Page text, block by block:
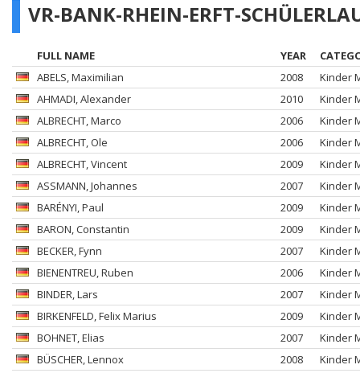
VR-BANK-RHEIN-ERFT-
FULL NAME YEAR
ABELS, Maximilian 2008
Kinder
AHMADI, Alexander 2010
Kinder
ALBRECHT, Marco 2006
Kinder
ALBRECHT, Ole 2006
Kinder
ALBRECHT, Vincent 2009
Kinder
ASSMANN, Johannes 2007
Kinder
BARÉNYI, Paul 2009
Kinder
BARON, Constantin 2009
Kinder
BECKER, Fynn 2007
Kinder
BIENENTREU, Ruben 2006
Kinder
BINDER, Lars 2007
Kinder
BIRKENFELD, Felix Marius 2009
Kinder
BOHNET, Elias 2007
Kinder
BÜSCHER, Lennox 2008
Kinder